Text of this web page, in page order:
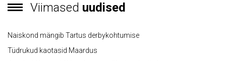
Viimased uudised
Naiskond mängib Tartus derbykohtumise
Tüdrukud kaotasid Maardus